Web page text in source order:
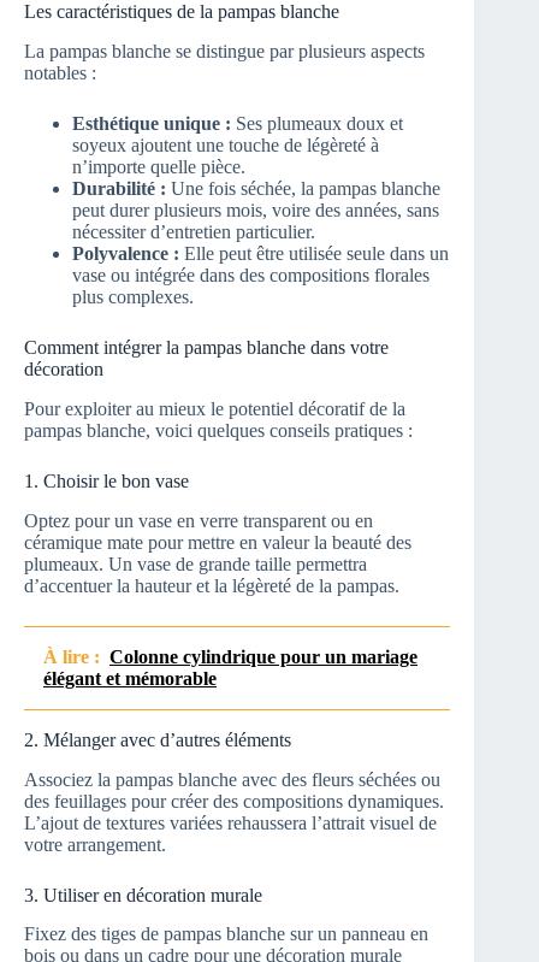
Les caractéristiques de la pampas blanche
La pampas blanche se distingue par plusieurs aspects
notables :
Esthétique unique : Ses plumeaux doux et
soyeux ajoutent une touche de légèreté à
n’importe quelle pièce.
Durabilité : Une fois séchée, la pampas blanche
peut durer plusieurs mois, voire des années, sans
nécessiter d’entretien particulier.
Polyvalence : Elle peut être utilisée seule dans un
vase ou intégrée dans des compositions florales
plus complexes.
Comment intégrer la pampas blanche dans votre
décoration
Pour exploiter au mieux le potentiel décoratif de la
pampas blanche, voici quelques conseils pratiques :
1. Choisir le bon vase
Optez pour un vase en verre transparent ou en
céramique mate pour mettre en valeur la beauté des
plumeaux. Un vase de grande taille permettra
d’accentuer la hauteur et la légèreté de la pampas.
À lire : Colonne cylindrique pour un mariage
élégant et mémorable
2. Mélanger avec d’autres éléments
Associez la pampas blanche avec des fleurs séchées ou
des feuillages pour créer des compositions dynamiques.
L’ajout de textures variées rehaussera l’attrait visuel de
votre arrangement.
3. Utiliser en décoration murale
Fixez des tiges de pampas blanche sur un panneau en
bois ou dans un cadre pour une décoration murale